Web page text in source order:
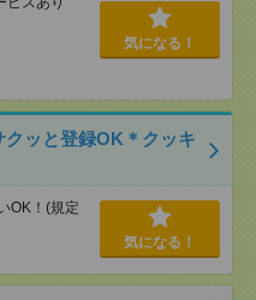
気になる！
ッと登録OK＊クッキ
OK！(規定
気になる！